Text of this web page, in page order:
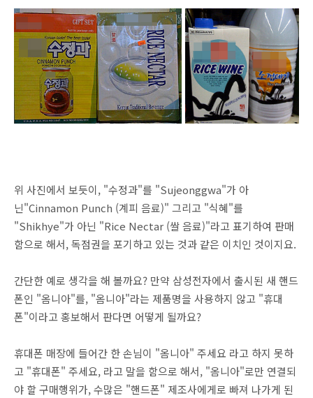
위 사진에서 보듯이, "수정과"를 "Sujeonggwa"가 아
닌"Cinnamon Punch (계피 음료)" 그리고 "식혜"를
"Shikhye"가 아닌 "Rice Nectar (쌀 음료)"라고 표기하여 판매
함으로 해서, 독점권을 포기하고 있는 것과 같은 이치인 것이지요.
간단한 예로 생각을 해 볼까요? 만약 삼성전자에서 출시된 새 핸드
폰인 "옴니아"를, "옴니아"라는 제품명을 사용하지 않고 "휴대
폰"이라고 홍보해서 판다면 어떻게 될까요?
휴대폰 매장에 들어간 한 손님이 "옴니아" 주세요 라고 하지 못하
고 "휴대폰" 주세요, 라고 말을 함으로 해서, "옴니아"로만 연결되
야 할 구매행위가, 수많은 "핸드폰" 제조사에게로 빠져 나가게 된